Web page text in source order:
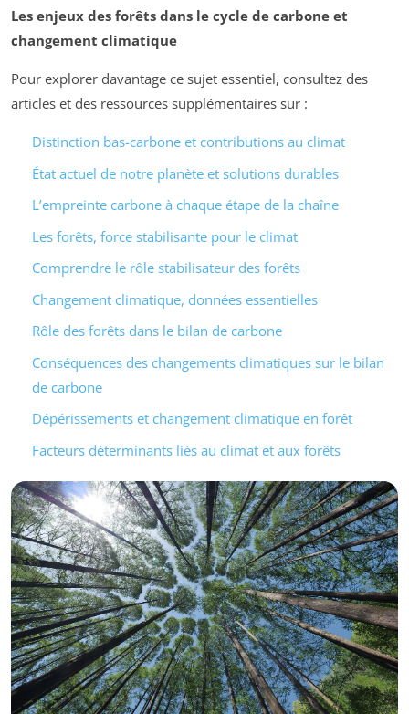
Les enjeux des forêts dans le cycle de carbone et
changement climatique
Pour explorer davantage ce sujet essentiel, consultez des
articles et des ressources supplémentaires sur :
Distinction bas-carbone et contributions au climat
État actuel de notre planète et solutions durables
L’empreinte carbone à chaque étape de la chaîne
Les forêts, force stabilisante pour le climat
Comprendre le rôle stabilisateur des forêts
Changement climatique, données essentielles
Rôle des forêts dans le bilan de carbone
Conséquences des changements climatiques sur le bilan
de carbone
Dépérissements et changement climatique en forêt
Facteurs déterminants liés au climat et aux forêts